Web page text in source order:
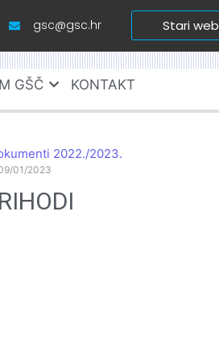
gsc@gsc.hr Stari web
GŠČ KONTAKT
2022./2023.
01/2023